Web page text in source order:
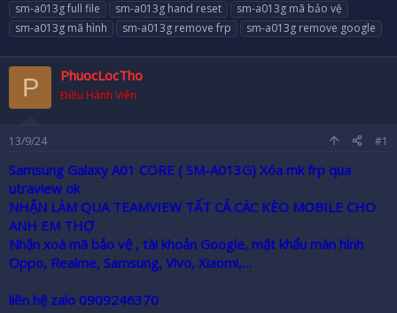
sm-a013g full file
sm-a013g hand reset
sm-a013g mã bảo vệ
sm-a013g mã hình
sm-a013g remove frp sm-a013g remove google
P PhuocLocTho
Điều Hành Viên
13/9/24 #1
Samsung Galaxy A01 CORE ( SM-A013G) Xóa mk frp qua
utraview ok
NHẬN LÀM QUA TEAMVIEW TẤT CẢ CÁC KÈO MOBILE CHO
ANH EM THỢ
Nhận xoá mã bảo vệ , tài khoản Google, mật khẩu màn hình
Oppo, Realme, Samsung, Vivo, Xiaomi,…
liên hệ zalo 0909246370